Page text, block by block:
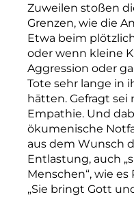
Zuweilen stoßen
Grenzen, wie die
Etwa beim
oder wenn kleine
Aggression oder
Tote sehr lange in
hätten. Gefragt sei
Empathie. Und
ökumenische
aus dem Wunsch
Entlastung, auch
Menschen“, wie es
„Sie bringt Gott